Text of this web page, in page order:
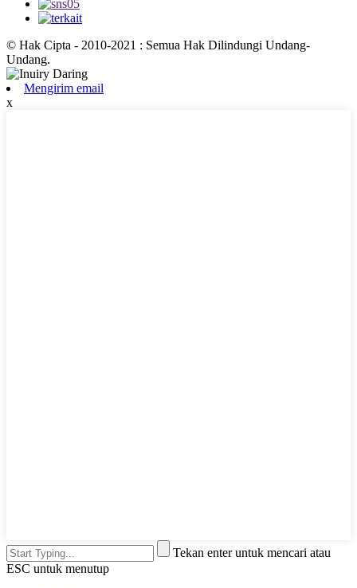
© Hak Cipta - 2010-2021 : Semua Hak Dilindungi Undang-
Undang.
Mengirim email
x
Tekan enter untuk mencari atau
ESC untuk menutup